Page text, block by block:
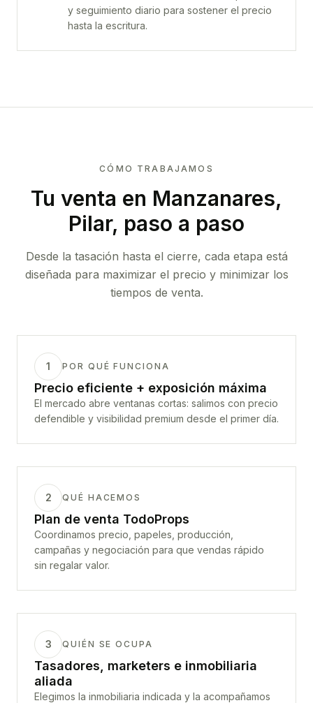
y seguimiento diario para sostener el precio
hasta la escritura.
CÓMO TRABAJAMOS
Tu venta en Manzanares,
Pilar, paso a paso
Desde la tasación hasta el cierre, cada etapa está
diseñada para maximizar el precio y minimizar los
tiempos de venta.
1 POR QUÉ FUNCIONA
Precio eficiente + exposición máxima
El mercado abre ventanas cortas: salimos con precio
defendible y visibilidad premium desde el primer día.
2 QUÉ HACEMOS
Plan de venta TodoProps
Coordinamos precio, papeles, producción,
campañas y negociación para que vendas rápido
sin regalar valor.
3 QUIÉN SE OCUPA
Tasadores, marketers e inmobiliaria
aliada
Elegimos la inmobiliaria indicada y la acompañamos